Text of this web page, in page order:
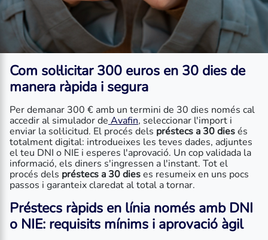
Com sol·licitar300 euros en 30 dies de
manera ràpida i segura
Per demanar 300 € amb un termini de 30 dies només cal
accedir al simulador de Avafin, seleccionar l'import i
enviar la sol·licitud. El procés dels préstecs a 30 diesés
totalment digital: introdueixes les teves dades, adjuntes
el teu DNI o NIE i esperes l'aprovació. Un cop validada la
informació, els diners s'ingressen a l'instant. Tot el
procés dels préstecs a 30 dieses resumeix en uns pocs
passos i garanteix claredat al total a tornar.
Préstecs ràpids en línia només amb DNI
o NIE: requisits mínims i aprovació àgil